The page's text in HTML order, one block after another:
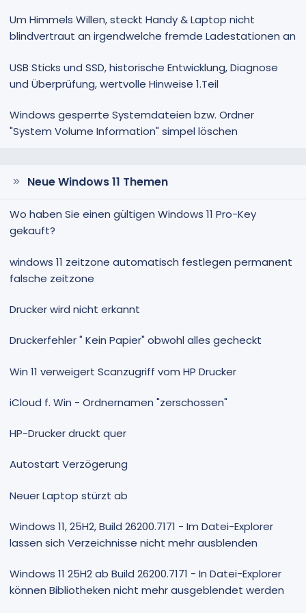
Um Himmels Willen, steckt Handy & Laptop nicht
blindvertraut an irgendwelche fremde Ladestationen an
USB Sticks und SSD, historische Entwicklung, Diagnose
und Überprüfung, wertvolle Hinweise 1.Teil
Windows gesperrte Systemdateien bzw. Ordner
"System Volume Information" simpel löschen
Neue Windows 11 Themen
Wo haben Sie einen gültigen Windows 11 Pro-Key
gekauft?
windows 11 zeitzone automatisch festlegen permanent
falsche zeitzone
Drucker wird nicht erkannt
Druckerfehler " Kein Papier" obwohl alles gecheckt
Win 11 verweigert Scanzugriff vom HP Drucker
iCloud f. Win - Ordnernamen "zerschossen"
HP-Drucker druckt quer
Autostart Verzögerung
Neuer Laptop stürzt ab
Windows 11, 25H2, Build 26200.7171 - Im Datei-Explorer
lassen sich Verzeichnisse nicht mehr ausblenden
Windows 11 25H2 ab Build 26200.7171 - In Datei-Explorer
können Bibliotheken nicht mehr ausgeblendet werden